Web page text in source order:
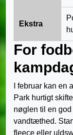
Ekstra
For
I februar kan en
Park hurtigt
nøglen til en
vandtæthed.
fleece eller